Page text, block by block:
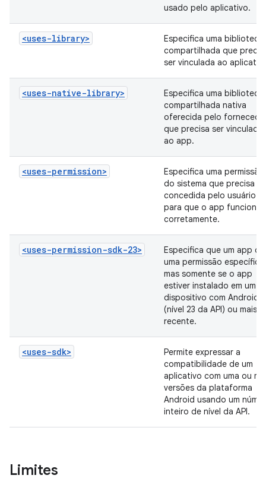
usado pelo aplicativo.
<uses-library>
Especifica uma biblioteca
compartilhada que
ser vinculada ao
<uses-native-library>
Especifica uma biblioteca
compartilhada nativa
oferecida pelo
que precisa ser vinculada
ao app.
<uses-permission>
Especifica uma permissão
do sistema que precisa
concedida pelo usuário
para que o app funcione
corretamente.
<uses-permission-sdk-23>
Especifica que um app
uma permissão específica,
mas somente se o app
estiver instalado em um
dispositivo com Android
(nível 23 da API) ou mais
recente.
<uses-sdk>
Permite expressar a
compatibilidade de um
aplicativo com uma ou
versões da plataforma
Android usando um
inteiro de nível da API.
Limites